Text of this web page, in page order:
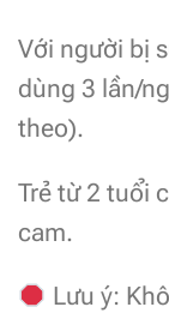
Với người bị
dùng 3 lần/
theo).
Trẻ từ 2 tuổi
cam.
Lưu ý: